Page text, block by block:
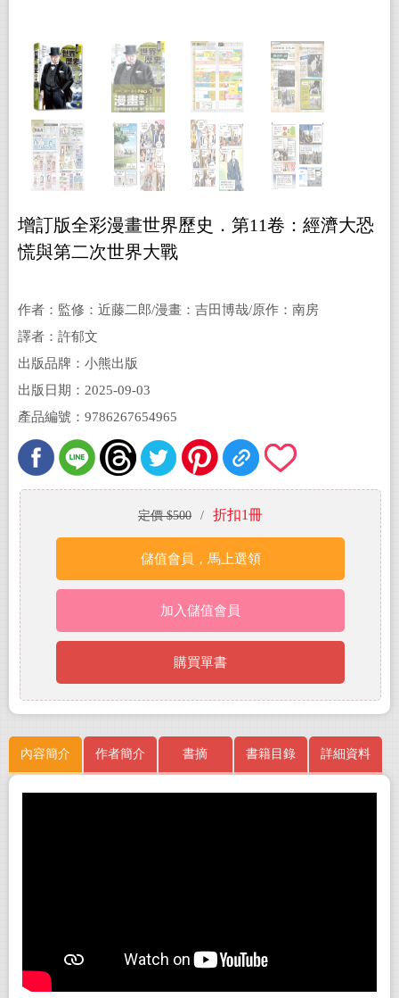
增訂版全彩漫畫世界歷史．第11卷：經濟大恐
慌與第二次世界大戰
作者：監修：近藤二郎/漫畫：吉田博哉/原作：南房
秀久/審訂：翁嘉聲
譯者：許郁文
出版品牌：小熊出版
出版日期：2025-09-03
產品編號：9786267654965
定價 $500 / 折扣1冊
儲值會員，馬上選領
加入儲值會員
購買單書
內容簡介 作者簡介 書摘 書籍目錄 詳細資料